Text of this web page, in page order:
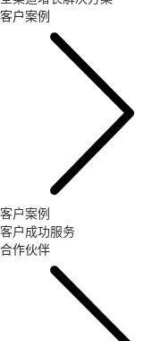
客户案例
客户案例
客户成功服务
合作伙伴